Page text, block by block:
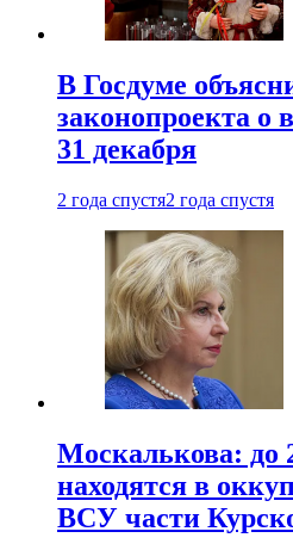
В Госдуме
законопроекта о
31 декабря
2 года спустя2 года спустя
Москалькова: до
находятся в
ВСУ части